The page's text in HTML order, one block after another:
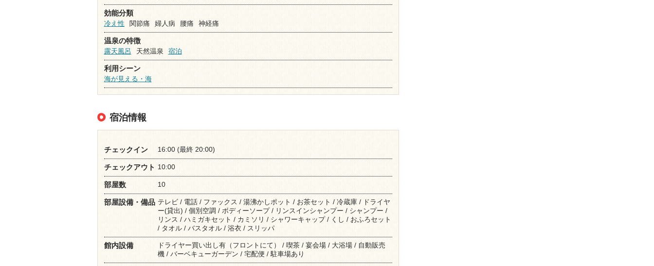
効能分類
冷え性
関節痛 婦人病 腰痛 神経痛
温泉の特徴
露天風呂
天然温泉 宿泊
利用シーン
海が見える・海
宿泊情報
チェックイン 16:00 (最終 20:00)
チェックアウト 10:00
部屋数 10
部屋設備・備品 テレビ / 電話 / ファックス / 湯沸かしポット / お茶セット / 冷蔵庫 / ドライヤ
ー(貸出) / 個別空調 / ボディーソープ / リンスインシャンプー / シャンプー /
リンス / ハミガキセット / カミソリ / シャワーキャップ / くし / おふろセット
/ タオル / バスタオル / 浴衣 / スリッパ
館内設備
ドライヤー買い出し有（フロントにて） / 喫茶 / 宴会場 / 大浴場 / 自動販売
機 / バーベキューガーデン / 宅配便 / 駐車場あり